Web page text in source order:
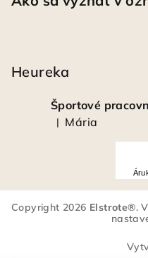
Heureka
Hodnotenie
| Mária
u
e
Copyright 2026 Elstrote®.